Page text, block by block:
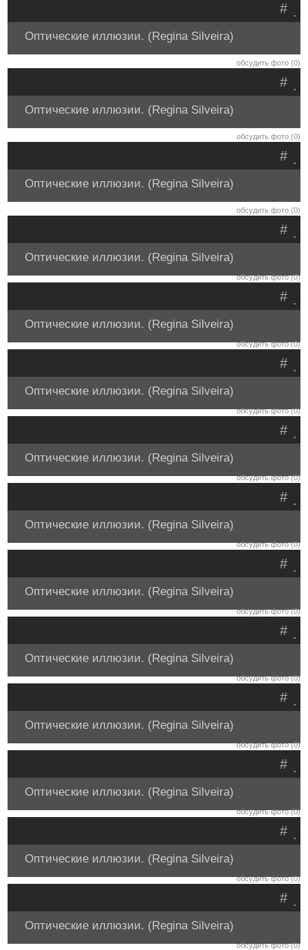
.
#
Оптические иллюзии. (Regina Silveira)
обсудить фото (0)
.
#
Оптические иллюзии. (Regina Silveira)
обсудить фото (0)
.
#
Оптические иллюзии. (Regina Silveira)
обсудить фото (0)
.
#
Оптические иллюзии. (Regina Silveira)
обсудить фото (0)
.
#
Оптические иллюзии. (Regina Silveira)
обсудить фото (0)
.
#
Оптические иллюзии. (Regina Silveira)
обсудить фото (0)
.
#
Оптические иллюзии. (Regina Silveira)
обсудить фото (0)
.
#
Оптические иллюзии. (Regina Silveira)
обсудить фото (0)
.
#
Оптические иллюзии. (Regina Silveira)
обсудить фото (0)
.
#
Оптические иллюзии. (Regina Silveira)
обсудить фото (0)
.
#
Оптические иллюзии. (Regina Silveira)
обсудить фото (0)
.
#
Оптические иллюзии. (Regina Silveira)
обсудить фото (0)
.
#
Оптические иллюзии. (Regina Silveira)
обсудить фото (0)
.
#
Оптические иллюзии. (Regina Silveira)
обсудить фото (0)